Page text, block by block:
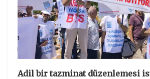
Adil bir tazminat düzenlemesi